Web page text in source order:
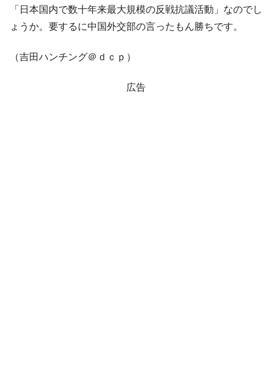
「日本国内で数十年来最大規模の反戦抗議活動」なのでし
ょうか。要するに中国外交部の言ったもん勝ちです。
（吉田ハンチング＠ｄｃｐ）
広告